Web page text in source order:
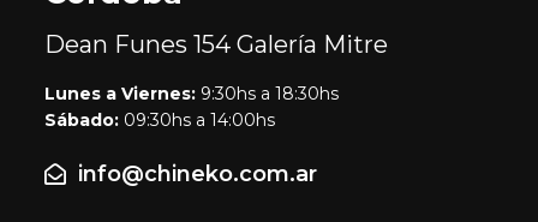
Dean Funes 154Galería Mitre
Lunes a Viernes: 9:30hs a 18:30hs
Sábado: 09:30hs a 14:00hs
info@chineko.com.ar